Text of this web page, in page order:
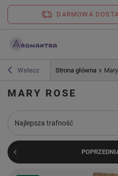
DARMOWA
Wstecz Strona główna
MARY ROSE
Zmień sortowanie
Najlepsza trafność